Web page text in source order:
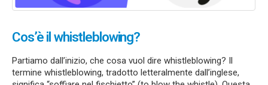
Cos’è il whistleblowing?
Partiamo dall’inizio, che cosa vuol dire whistleblowing? Il
termine whistleblowing, tradotto letteralmente dall’inglese,